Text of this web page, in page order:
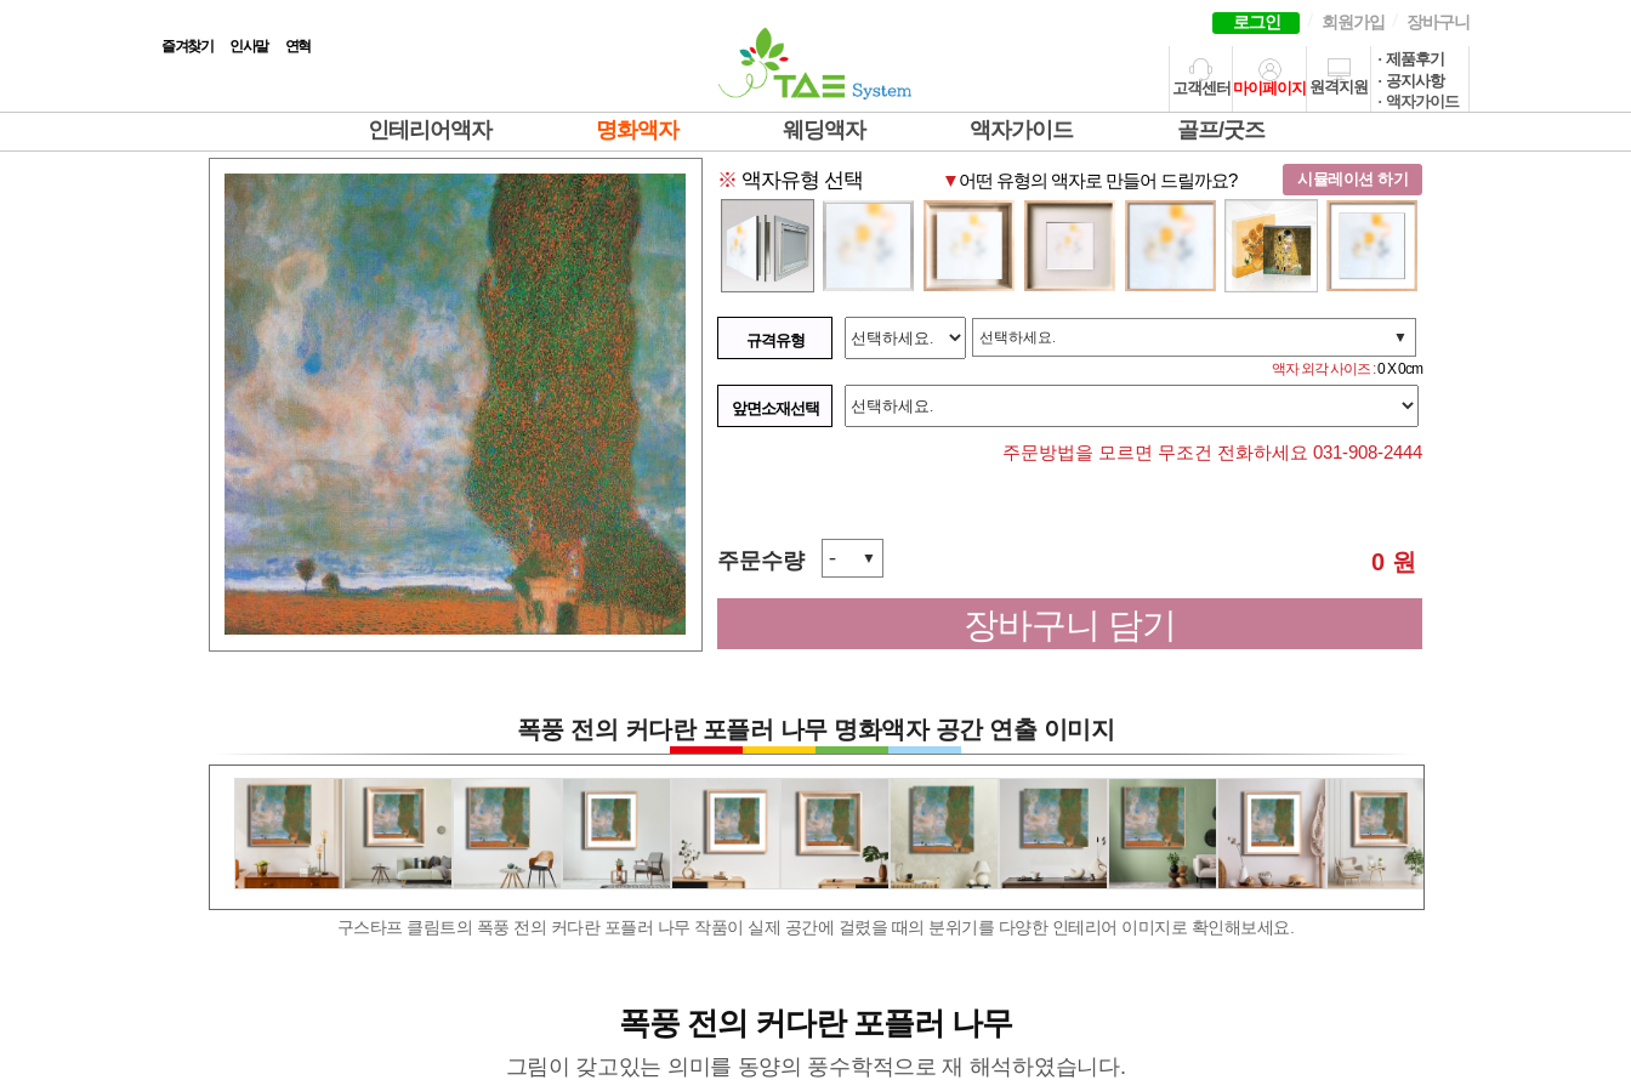
즐겨찾기 인사말 연혁
로그인 회원가입 장바구니
고객센터 마이페이지 원격지원
· 제품후기
· 공지사항
· 액자가이드
인테리어액자 명화액자 웨딩액자 액자가이드 골프/굿즈
※ 액자유형 선택 ▼어떤 유형의 액자로 만들어 드릴까요? 시뮬레이션 하기
규격유형 선택하세요.
▼
액자 외각 사이즈 :0 X 0cm
앞면소재선택
주문방법을 모르면 무조건 전화하세요 031-908-2444
주문수량 - ▼ 0 원
장바구니 담기
폭풍 전의 커다란 포플러 나무 명화액자 공간 연출 이미지
구스타프 클림트의 폭풍 전의 커다란 포플러 나무 작품이 실제 공간에 걸렸을 때의 분위기를 다양한 인테리어 이미지로 확인해보세요.
폭풍 전의 커다란 포플러 나무
그림이 갖고있는 의미를 동양의 풍수학적으로 재 해석하였습니다.